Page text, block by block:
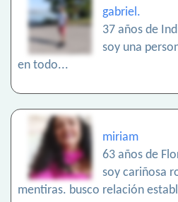
gabriel.
37 años de
soy una
en todo...
miriam
63 años de
soy cariñosa
mentiras. busco relación